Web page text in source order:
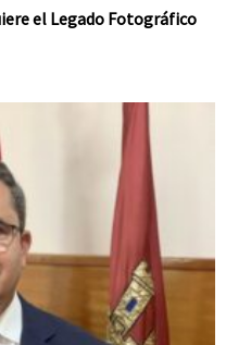
el Legado Fotográfico